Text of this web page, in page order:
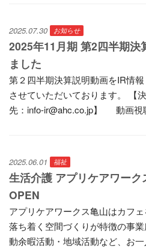
2025.07.30 お知らせ
2025年11月期 第2四半期決
ました
第２四半期決算説明動画をIR情
させていただいております。 【
先：info-ir@ahc.co.jp】 動画視
2025.06.01 福祉
生活介護 アプリケアワー
OPEN
アプリケアワークス亀山はカフ
落ち着く空間づくりが特徴の事
動余暇活動・地域活動など、お